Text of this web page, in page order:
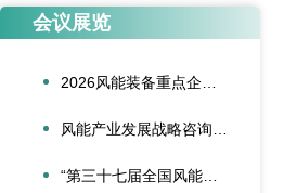
会议展览